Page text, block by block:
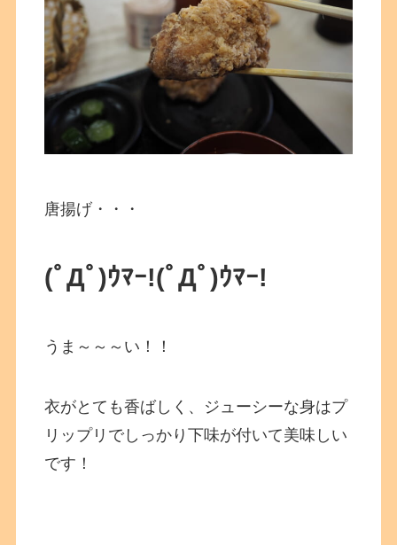
唐揚げ・・・
(ﾟДﾟ)ｳﾏｰ!(ﾟДﾟ)ｳﾏｰ!
うま～～～い！！
衣がとても香ばしく、ジューシーな身はプ
リップリでしっかり下味が付いて美味しい
です！